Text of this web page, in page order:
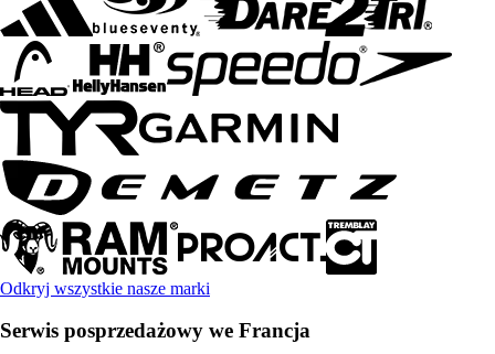
Odkryj wszystkie nasze marki
Serwis posprzedażowy we Francja